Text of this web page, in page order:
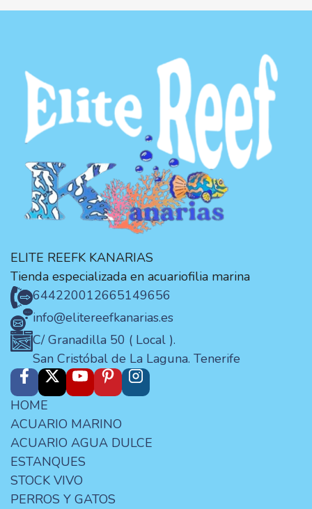
ELITE REEFK KANARIAS
Tienda especializada en acuariofilia marina
644220012665149656
info@elitereefkanarias.es
C/ Granadilla 50 ( Local ).
San Cristóbal de La Laguna. Tenerife
HOME
ACUARIO MARINO
ACUARIO AGUA DULCE
ESTANQUES
STOCK VIVO
PERROS Y GATOS